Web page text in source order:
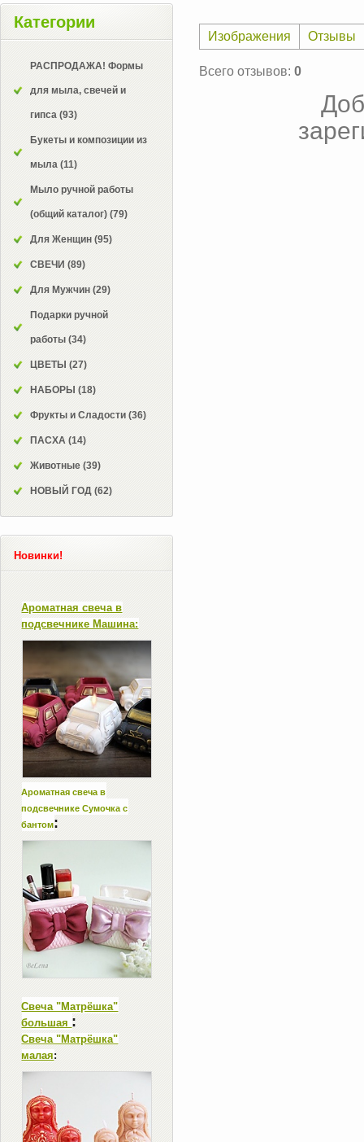
Изображения Отзывы
Всего отзывов: 0
Категории
РАСПРОДАЖА! Формы
для мыла, свечей и
гипса (93)
Букеты и композиции из
мыла (11)
Мыло ручной работы
(общий каталог) (79)
Для Женщин (95)
СВЕЧИ (89)
Для Мужчин (29)
Подарки ручной
работы (34)
ЦВЕТЫ (27)
НАБОРЫ (18)
Фрукты и Сладости (36)
ПАСХА (14)
Животные (39)
НОВЫЙ ГОД (62)
Новинки!
Ароматная свеча в
подсвечнике Машина:
Ароматная свеча в
подсвечнике Сумочка с
бантом:
Свеча "Матрёшка"
большая :
Свеча "Матрёшка"
малая: